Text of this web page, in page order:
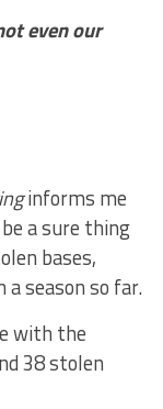
even our
informs me
a sure thing
bases,
a season so far.
with the
38 stolen